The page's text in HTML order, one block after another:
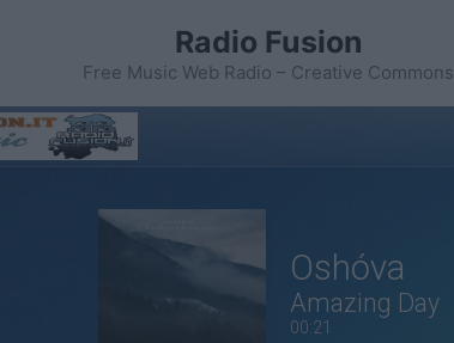
Radio Fusion
Free Music Web Radio – Creative Commons